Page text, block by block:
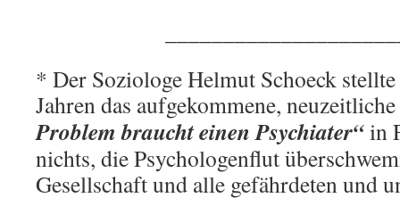
* Der Soziologe Helmut Schoeck
Jahren das aufgekommene,
Problem braucht einen Psychiater“in
nichts, die Psychologenflut
Gesellschaft und alle gefährdeten und